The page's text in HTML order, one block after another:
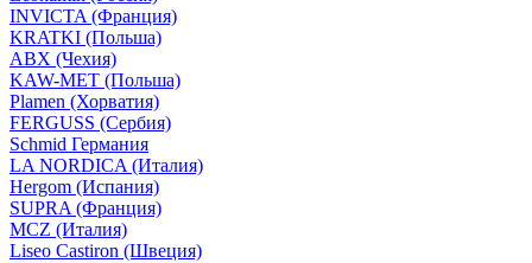
INVICTA (Франция)
KRATKI (Польша)
ABX (Чехия)
KAW-MET (Польша)
Plamen (Хорватия)
FERGUSS (Сербия)
Schmid Германия
LA NORDICA (Италия)
Hergom (Испания)
SUPRA (Франция)
MCZ (Италия)
Liseo Castiron (Швеция)